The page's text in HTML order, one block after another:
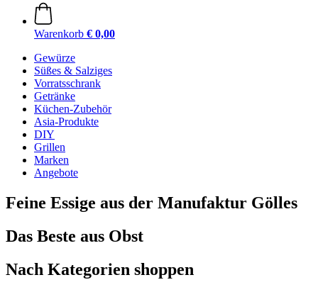
Warenkorb € 0,00
Gewürze
Süßes & Salziges
Vorratsschrank
Getränke
Küchen-Zubehör
Asia-Produkte
DIY
Grillen
Marken
Angebote
Feine Essige aus der Manufaktur Gölles
Das Beste aus Obst
Nach Kategorien shoppen